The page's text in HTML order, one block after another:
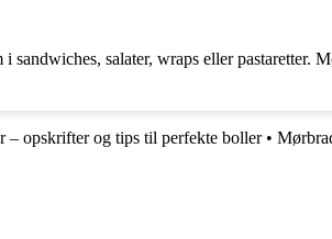
salater, wraps eller pastaretter.
– opskrifter og tips til perfekte boller•